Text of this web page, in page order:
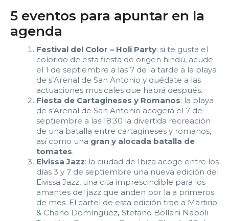
5 eventos para apuntar en la
agenda
Festival del Color – Holi Party: si te gusta el
colorido de esta fiesta de origen hindú, acude
el 1 de septiembre a las 7 de la tarde a la playa
de s’Arenal de San Antonio y quédate a las
actuaciones musicales que habrá después.
Fiesta de Cartagineses y Romanos: la playa
de s’Arenal de San Antonio acogerá el 7 de
septiembre a las 18:30 la divertida recreación
de una batalla entre cartagineses y romanos,
así como una gran y alocada batalla de
tomates.
Eivissa Jazz: la ciudad de Ibiza acoge entre los
días 3 y 7 de septiembre una nueva edición del
Eivissa Jazz, una cita imprescindible para los
amantes del jazz que anden por la a primeros
de mes. El cartel de esta edición trae a Martirio
& Chano Domínguez, Stefano Bollani Napoli
4:00 4:30 5:00 5:30
6:00
8:00 8:30 9:00 9:30
10:00 10:30 11:00 11:30
12:00 12:30 13:00 13:30
14:00 14:30 15:00 15:30
16:00 16:30 17:00 17:30
18:00 18:30 19:00 19:30
20:00 20:30 21:00 21:30